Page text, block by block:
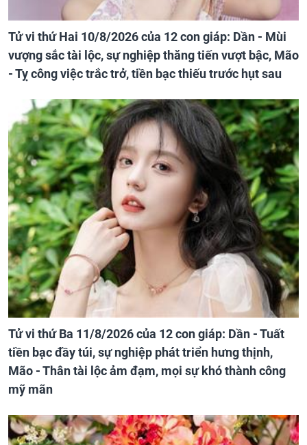
Tử vi thứ Hai 10/8/2026 của 12 con giáp: Dần - Mùi
vượng sắc tài lộc, sự nghiệp thăng tiến vượt bậc, Mão
- Tỵ công việc trắc trở, tiền bạc thiếu trước hụt sau
Tử vi thứ Ba 11/8/2026 của 12 con giáp: Dần - Tuất
tiền bạc đầy túi, sự nghiệp phát triển hưng thịnh,
Mão - Thân tài lộc ảm đạm, mọi sự khó thành công
mỹ mãn